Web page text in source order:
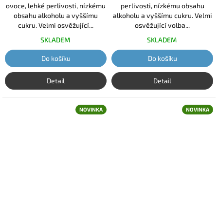
ovoce, lehké perlivosti, nízkému
obsahu alkoholu a vyššímu
cukru. Velmi osvěžující...
SKLADEM
Do košíku
Detail
perlivosti, nízkému obsahu
alkoholu a vyššímu cukru. Velmi
osvěžující volba...
SKLADEM
Do košíku
Detail
NOVINKA NOVINKA